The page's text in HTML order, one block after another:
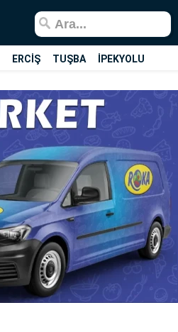
ERCİŞ TUŞBA İPEKYOLU